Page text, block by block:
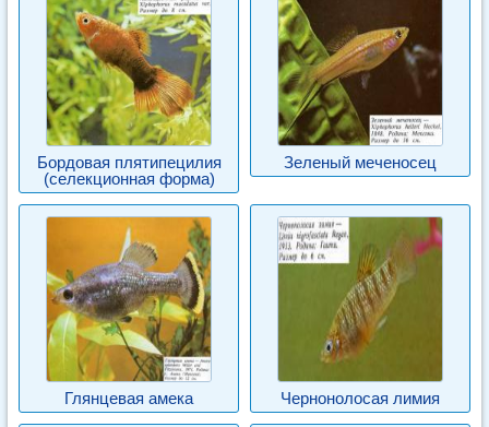
Бордовая плятипецилия
(селекционная форма)
Зеленый меченосец
Глянцевая амека Чернонолосая лимия